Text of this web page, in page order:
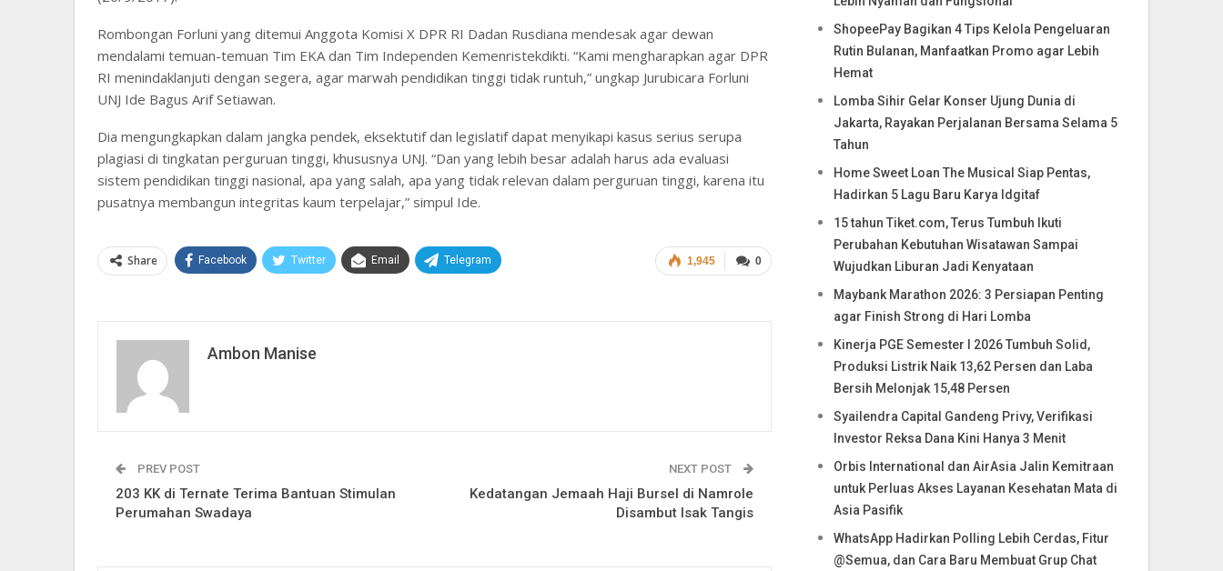
Rombongan Forluni yang ditemui Anggota Komisi X DPR RI Dadan Rusdiana mendesak agar dewan
mendalami temuan-temuan Tim EKA dan Tim Independen Kemenristekdikti. “Kami mengharapkan agar DPR
RI menindaklanjuti dengan segera, agar marwah pendidikan tinggi tidak runtuh,” ungkap Jurubicara Forluni
UNJ Ide Bagus Arif Setiawan.
Dia mengungkapkan dalam jangka pendek, eksektutif dan legislatif dapat menyikapi kasus serius serupa
plagiasi di tingkatan perguruan tinggi, khususnya UNJ. “Dan yang lebih besar adalah harus ada evaluasi
sistem pendidikan tinggi nasional, apa yang salah, apa yang tidak relevan dalam perguruan tinggi, karena itu
pusatnya membangun integritas kaum terpelajar,” simpul Ide.
0
1,945
Share Facebook Twitter Email Telegram
Ambon Manise
PREV POST
203 KK di Ternate Terima Bantuan Stimulan
Perumahan Swadaya
NEXT POST
Kedatangan Jemaah Haji Bursel di Namrole
Disambut Isak Tangis
ShopeePay Bagikan 4 Tips Kelola Pengeluaran
Rutin Bulanan, Manfaatkan Promo agar Lebih
Hemat
Lomba Sihir Gelar Konser Ujung Dunia di
Jakarta, Rayakan Perjalanan Bersama Selama 5
Tahun
Home Sweet Loan The Musical Siap Pentas,
Hadirkan 5 Lagu Baru Karya Idgitaf
15 tahun Tiket.com, Terus Tumbuh Ikuti
Perubahan Kebutuhan Wisatawan Sampai
Wujudkan Liburan Jadi Kenyataan
Maybank Marathon 2026: 3 Persiapan Penting
agar Finish Strong di Hari Lomba
Kinerja PGE Semester I 2026 Tumbuh Solid,
Produksi Listrik Naik 13,62 Persen dan Laba
Bersih Melonjak 15,48 Persen
Syailendra Capital Gandeng Privy, Verifikasi
Investor Reksa Dana Kini Hanya 3 Menit
Orbis International dan AirAsia Jalin Kemitraan
untuk Perluas Akses Layanan Kesehatan Mata di
Asia Pasifik
WhatsApp Hadirkan Polling Lebih Cerdas, Fitur
@Semua, dan Cara Baru Membuat Grup Chat